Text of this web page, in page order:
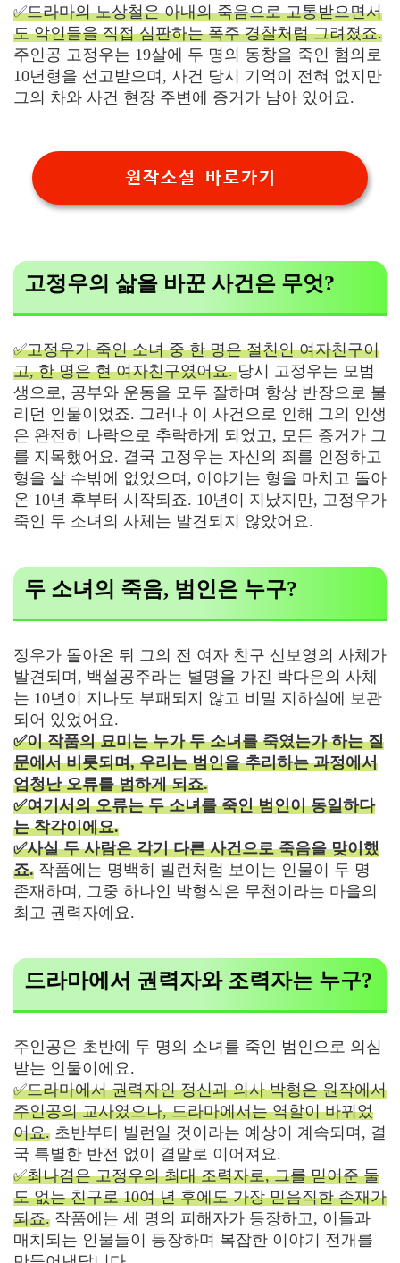
✅드라마의 노상철은 아내의 죽음으로 고통받으면서
도 악인들을 직접 심판하는 폭주 경찰처럼 그려졌죠.
주인공 고정우는 19살에 두 명의 동창을 죽인 혐의로
10년형을 선고받으며, 사건 당시 기억이 전혀 없지만
그의 차와 사건 현장 주변에 증거가 남아 있어요.
원작소설 바로가기
고정우의 삶을 바꾼 사건은 무엇?
✅고정우가 죽인 소녀 중 한 명은 절친인 여자친구이
고, 한 명은 현 여자친구였어요.당시 고정우는 모범
생으로, 공부와 운동을 모두 잘하며 항상 반장으로 불
리던 인물이었죠. 그러나 이 사건으로 인해 그의 인생
은 완전히 나락으로 추락하게 되었고, 모든 증거가 그
를 지목했어요. 결국 고정우는 자신의 죄를 인정하고
형을 살 수밖에 없었으며, 이야기는 형을 마치고 돌아
온 10년 후부터 시작되죠. 10년이 지났지만, 고정우가
죽인 두 소녀의 사체는 발견되지 않았어요.
두 소녀의 죽음, 범인은 누구?
정우가 돌아온 뒤 그의 전 여자 친구 신보영의 사체가
발견되며, 백설공주라는 별명을 가진 박다은의 사체
는 10년이 지나도 부패되지 않고 비밀 지하실에 보관
되어 있었어요.
✅이 작품의 묘미는 누가 두 소녀를 죽였는가 하는 질
문에서 비롯되며, 우리는 범인을 추리하는 과정에서
엄청난 오류를 범하게 되죠.
✅여기서의 오류는 두 소녀를 죽인 범인이 동일하다
는 착각이에요.
✅사실 두 사람은 각기 다른 사건으로 죽음을 맞이했
죠. 작품에는 명백히 빌런처럼 보이는 인물이 두 명
존재하며, 그중 하나인 박형식은 무천이라는 마을의
최고 권력자예요.
드라마에서 권력자와 조력자는 누구?
주인공은 초반에 두 명의 소녀를 죽인 범인으로 의심
받는 인물이에요.
✅드라마에서 권력자인 정신과 의사 박형은 원작에서
주인공의 교사였으나, 드라마에서는 역할이 바뀌었
어요. 초반부터 빌런일 것이라는 예상이 계속되며, 결
국 특별한 반전 없이 결말로 이어져요.
✅최나겸은 고정우의 최대 조력자로, 그를 믿어준 둘
도 없는 친구로 10여 년 후에도 가장 믿음직한 존재가
되죠. 작품에는 세 명의 피해자가 등장하고, 이들과
매치되는 인물들이 등장하며 복잡한 이야기 전개를